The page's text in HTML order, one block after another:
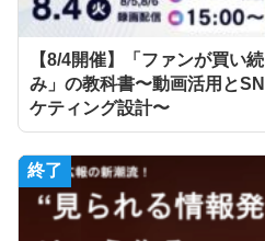
【8/4開催】「ファンが買い
み」の教科書〜動画活用と
ケティング設計〜
終了